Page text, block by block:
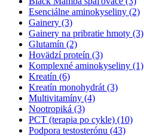
Esenciálne aminokyseliny (2)
Gainery (3)
Gainery na pribratie hmoty (3)
Glutamín (2)
Hovädzí proteín (3)
Komplexné aminokyseliny (1)
Kreatín (6)
Kreatín monohydrát (3)
Multivitamíny (4)
Nootropiká (3)
PCT (terapia po cykle) (10)
Podpora testosterónu (43)